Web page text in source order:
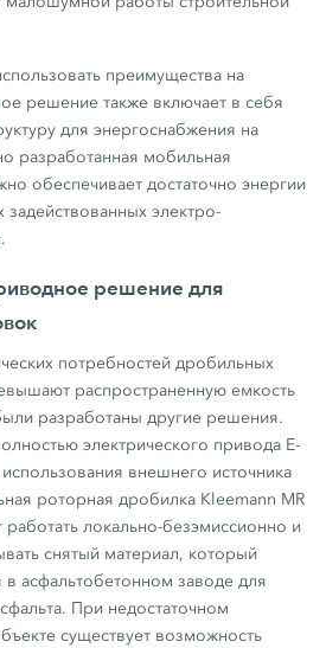
преимущества на
решение также включает в себя
для энергоснабжения на
разработанная мобильная
обеспечивает достаточно энергии
задействованных электро-
решение для
потребностей дробильных
распространенную емкость
разработаны другие решения.
электрического привода E-
внешнего источника
роторная дробилка Kleemann MR
локально-безэмиссионно и
снятый материал, который
в асфальтобетонном заводе для
При недостаточном
существует возможность